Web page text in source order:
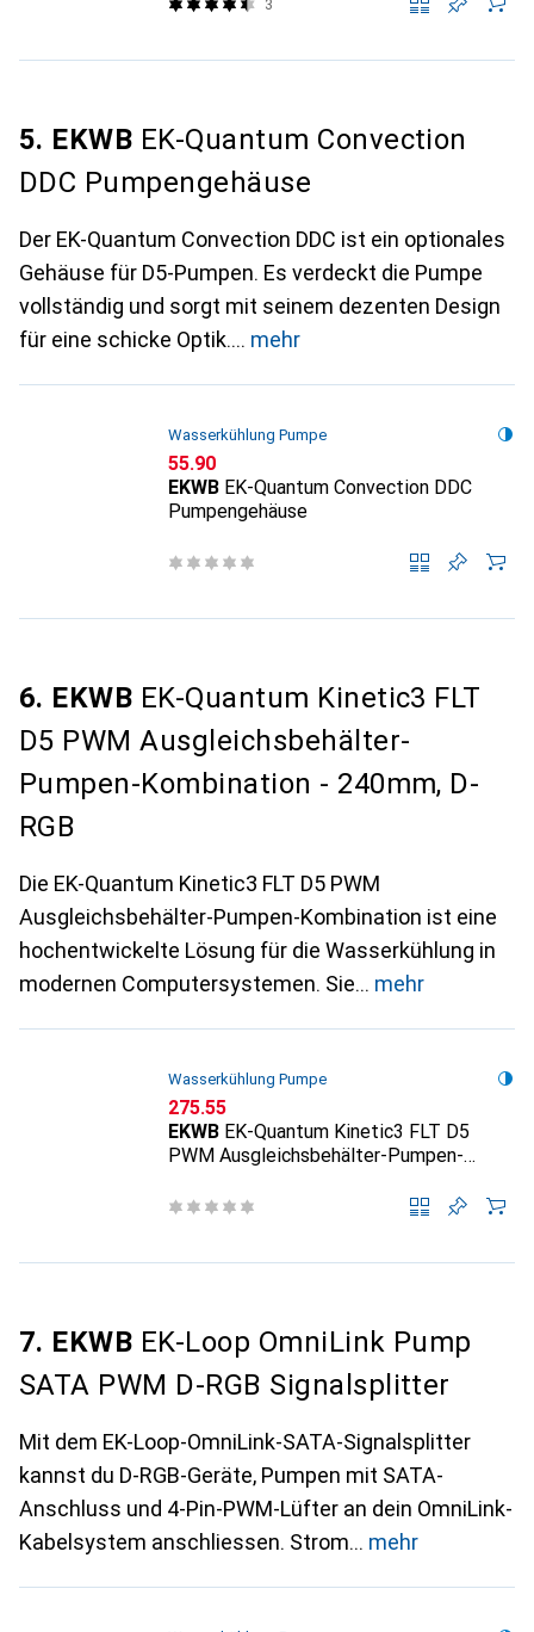
3
5. EKWB EK-Quantum Convection
DDC Pumpengehäuse
Der EK-Quantum Convection DDC ist ein optionales
Gehäuse für D5-Pumpen. Es verdeckt die Pumpe
vollständig und sorgt mit seinem dezenten Design
für eine schicke Optik.
mehr
Wasserkühlung Pumpe
CHF
55.90
EKWB EK-Quantum Convection DDC
Pumpengehäuse
6. EKWB EK-Quantum Kinetic3 FLT
D5 PWM Ausgleichsbehälter-
Pumpen-Kombination - 240mm, D-
RGB
Die EK-Quantum Kinetic3 FLT D5 PWM
Ausgleichsbehälter-Pumpen-Kombination ist eine
hochentwickelte Lösung für die Wasserkühlung in
modernen Computersystemen. Sie
mehr
Wasserkühlung Pumpe
CHF
275.55
EKWB EK-Quantum Kinetic3 FLT D5
PWM Ausgleichsbehälter-Pumpen-
7. EKWB EK-Loop OmniLink Pump
SATA PWM D-RGB Signalsplitter
Mit dem EK-Loop-OmniLink-SATA-Signalsplitter
kannst du D-RGB-Geräte, Pumpen mit SATA-
Anschluss und 4-Pin-PWM-Lüfter an dein OmniLink-
Kabelsystem anschliessen. Strom
mehr